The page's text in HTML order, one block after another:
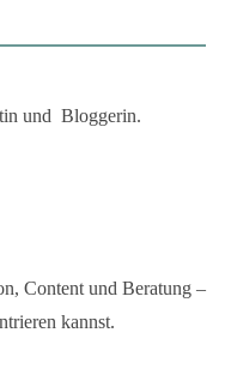
und Bloggerin.
Content und Beratung –
kannst.